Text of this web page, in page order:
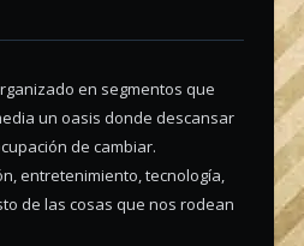
en segmentos que
un oasis donde descansar
de cambiar.
entretenimiento, tecnología,
de las cosas que nos rodean